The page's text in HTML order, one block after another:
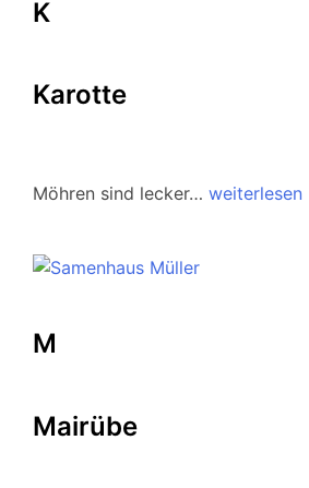
K
Karotte
Möhren sind lecker… weiterlesen
M
Mairübe